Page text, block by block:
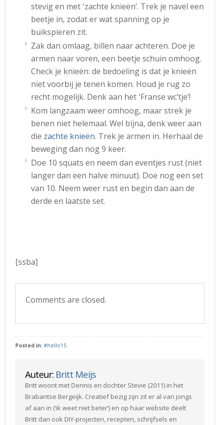
stevig en met ʻzachte knieënʼ. Trek je navel een
beetje in, zodat er wat spanning op je
buikspieren zit.
Zak dan omlaag, billen naar achteren. Doe je
armen naar voren, een beetje schuin omhoog.
Check je knieën: de bedoeling is dat je knieën
niet voorbij je tenen komen. Houd je rug zo
recht mogelijk. Denk aan het ʻFranse wcʼtjeʼ!
Kom langzaam weer omhoog, maar strek je
benen niet helemaal. Wel bijna, denk weer aan
die zachte knieën. Trek je armen in. Herhaal de
beweging dan nog 9 keer.
Doe 10 squats en neem dan eventjes rust (niet
langer dan een halve minuut). Doe nog een set
van 10. Neem weer rust en begin dan aan de
derde en laatste set.
[ssba]
Comments are closed.
Posted in: #hello15
Auteur: Britt Meijs
Britt woont met Dennis en dochter Stevie (2011) in het
Brabantse Bergeijk. Creatief bezig zijn zit er al van jongs
af aan in (‘ik weet niet beter’) en op haar website deelt
Britt dan ook DIY-projecten, recepten, schrijfsels en